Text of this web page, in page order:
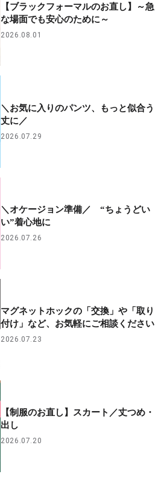
【ブラックフォーマルのお直し】～急
な場面でも安心のために～
2026.08.01
＼お気に入りのパンツ、もっと似合う
丈に／
2026.07.29
＼オケージョン準備／ “ちょうどい
い”着心地に
2026.07.26
マグネットホックの「交換」や「取り
付け」など、お気軽にご相談ください
2026.07.23
【制服のお直し】スカート／丈つめ・
出し
2026.07.20